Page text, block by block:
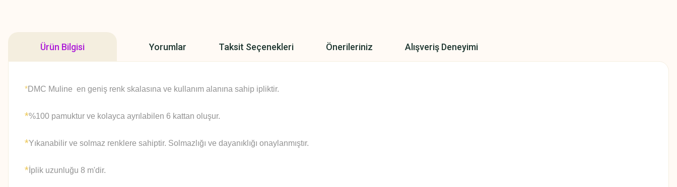
Ürün Bilgisi Yorumlar Taksit Seçenekleri Önerileriniz Alışveriş Deneyimi
*DMC Muline en geniş renk skalasına ve kullanım alanına sahip ipliktir.
*%100 pamuktur ve kolayca ayrılabilen 6 kattan oluşur.
*Yıkanabilir ve solmaz renklere sahiptir. Solmazlığı ve dayanıklığı onaylanmıştır.
* İplik uzunluğu 8 m'dir.